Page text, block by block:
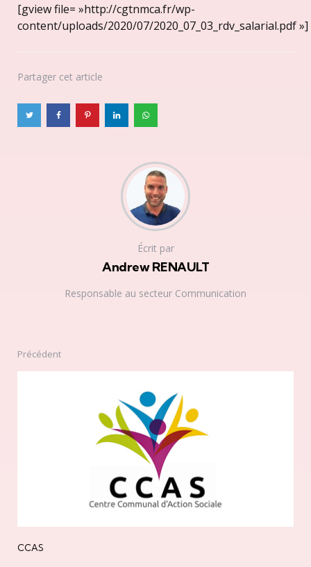
[gview file= »http://cgtnmca.fr/wp-
content/uploads/2020/07/2020_07_03_rdv_salarial.pdf »]
Partager cet article
Écrit par
Andrew RENAULT
Responsable au secteur Communication
Précédent
CCAS